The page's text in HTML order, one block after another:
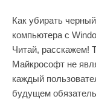
Как убирать
компьютера с
Читай, расскажем!
Майкрософт не
каждый
будущем